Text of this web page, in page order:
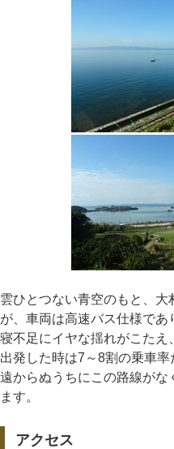
雲ひとつない青空のもと、
が、車両は高速バス仕様であ
寝不足にイヤな揺れがこたえ
出発した時は7～8割の乗車
遠からぬうちにこの路線が
ます。
アクセス